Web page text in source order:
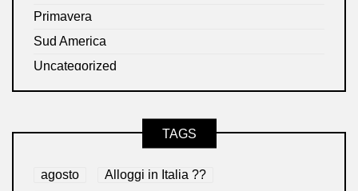
Primavera
Sud America
Uncategorized
TAGS
agosto
Alloggi in Italia ??